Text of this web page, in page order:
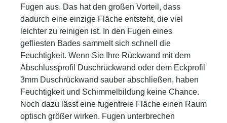
Fugen aus. Das hat den großen Vorteil, dass
dadurch eine einzige Fläche entsteht, die viel
leichter zu reinigen ist. In den Fugen eines
gefliesten Bades sammelt sich schnell die
Feuchtigkeit. Wenn Sie Ihre Rückwand mit dem
Abschlussprofil Duschrückwand oder dem Eckprofil
3mm Duschrückwand sauber abschließen, haben
Feuchtigkeit und Schimmelbildung keine Chance.
Noch dazu lässt eine fugenfreie Fläche einen Raum
optisch größer wirken. Fugen unterbrechen